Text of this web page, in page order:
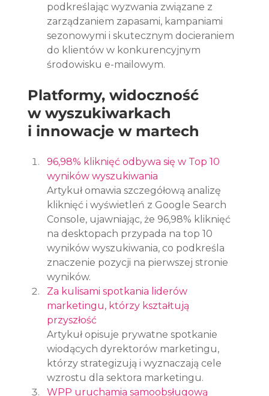
podkreślając wyzwania związane z
zarządzaniem zapasami, kampaniami
sezonowymi i skutecznym docieraniem
do klientów w konkurencyjnym
środowisku e-mailowym.
Platformy, widoczność
w wyszukiwarkach
i innowacje w martech
96,98% kliknięć odbywa się w Top 10
wyników wyszukiwania
Artykuł omawia szczegółową analizę
kliknięć i wyświetleń z Google Search
Console, ujawniając, że 96,98% kliknięć
na desktopach przypada na top 10
wyników wyszukiwania, co podkreśla
znaczenie pozycji na pierwszej stronie
wyników.
Za kulisami spotkania liderów
marketingu, którzy kształtują
przyszłość
Artykuł opisuje prywatne spotkanie
wiodących dyrektorów marketingu,
którzy strategizują i wyznaczają cele
wzrostu dla sektora marketingu.
WPP uruchamia samoobsługową